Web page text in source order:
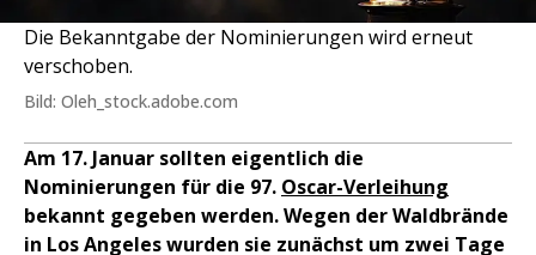
Die Bekanntgabe der Nominierungen wird erneut
verschoben.
Bild: Oleh_stock.adobe.com
Am 17. Januar sollten eigentlich die
Nominierungen für die 97. Oscar-Verleihung
bekannt gegeben werden. Wegen der Waldbrände
in Los Angeles wurden sie zunächst um zwei Tage